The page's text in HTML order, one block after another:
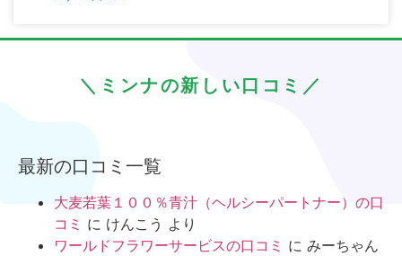
＼ミンナの新しい口コミ／
最新の口コミ一覧
大麦若葉１００％青汁（ヘルシーパートナー）の口
コミ に けんこう より
ワールドフラワーサービスの口コミ に みーちゃん